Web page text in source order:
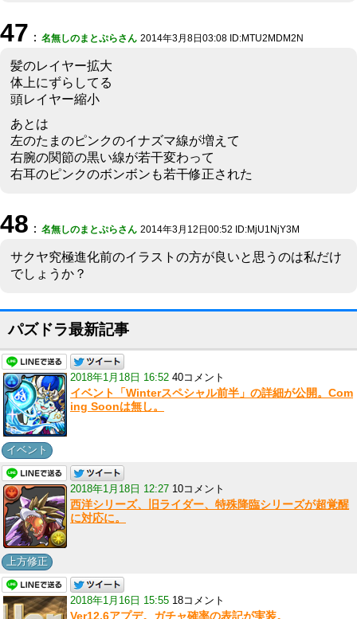
47 ： 名無しのまとぷらさん 2014年3月8日03:08 ID:MTU2MDM2N
髪のレイヤー拡大
体上にずらしてる
頭レイヤー縮小
あとは
左のたまのピンクのイナズマ線が増えて
右腕の関節の黒い線が若干変わって
右耳のピンクのボンボンも若干修正された
48 ： 名無しのまとぷらさん 2014年3月12日00:52 ID:MjU1NjY3M
サクヤ究極進化前のイラストの方が良いと思うのは私だけ
でしょうか？
パズドラ最新記事
2018年1月18日 16:52 40コメント
イベント「Winterスペシャル前半」の詳細が公開。Com
ing Soonは無し。
イベント
2018年1月18日 12:27 10コメント
西洋シリーズ、旧ライダー、特殊降臨シリーズが超覚醒
に対応に。
上方修正
2018年1月16日 15:55 18コメント
Ver12.6アプデ。ガチャ確率の表記が実装。